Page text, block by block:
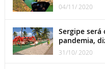
04/11/ 2020
Sergipe
pandemia,
31/10/ 2020